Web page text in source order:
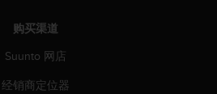
购买渠道
Suunto 网店
经销商定位器